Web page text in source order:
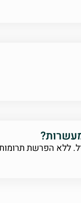
ללא הפרשת